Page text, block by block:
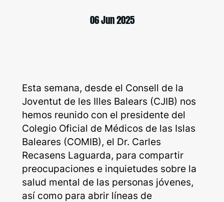
06 Jun 2025
Esta semana, desde el Consell de la
Joventut de les Illes Balears (CJIB) nos
hemos reunido con el presidente del
Colegio Oficial de Médicos de las Islas
Baleares (COMIB), el Dr. Carles
Recasens Laguarda, para compartir
preocupaciones e inquietudes sobre la
salud mental de las personas jóvenes,
así como para abrir líneas de